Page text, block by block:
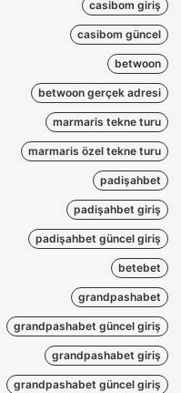
casibom giriş
casibom güncel
betwoon
betwoon gerçek adresi
marmaris tekne turu
marmaris özel tekne turu
padişahbet
padişahbet giriş
padişahbet güncel giriş
betebet
grandpashabet
grandpashabet güncel giriş
grandpashabet giriş
grandpashabet güncel giriş